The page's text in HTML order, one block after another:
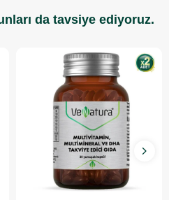
da tavsiye ediyoruz.